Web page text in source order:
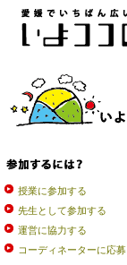
授業に参加する
先生として参加する
運営に協力する
コーディネーターに応募